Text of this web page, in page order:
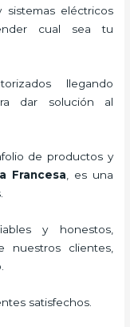
sistemas eléctricos
cual sea tu
llegando
dar solución al
de productos y
Francesa , es una
y honestos,
nuestros clientes,
satisfechos.